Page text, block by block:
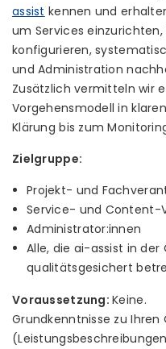
assist kennen und
um Services
konfigurieren,
und Administration
Zusätzlich vermitteln wir
Vorgehensmodell in
Klärung bis zum
Zielgruppe:
Projekt- und
Service- und Content-
Administrator:innen
Alle, die ai-assist in
qualitätsgesichert
Voraussetzung:Keine.
Grundkenntnisse zu Ihren